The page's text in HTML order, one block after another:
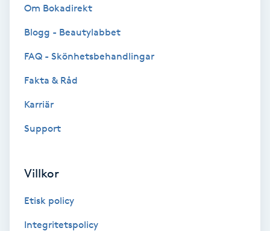
Fettreducering
Fibromassage
Fillers
Fotmassage
Fotvård
Om Bokadirekt
Blogg - Beautylabbet
FAQ - Skönhetsbehandlingar
Fakta & Råd
Karriär
Support
Villkor
Etisk policy
Integritetspolicy